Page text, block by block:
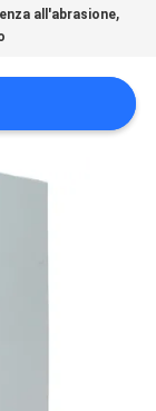
all'abrasione,